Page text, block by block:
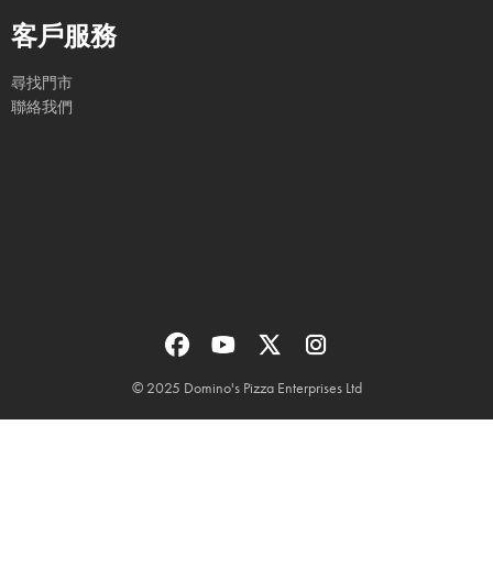
客戶服務
尋找門市
聯絡我們
© 2025 Domino's Pizza Enterprises Ltd